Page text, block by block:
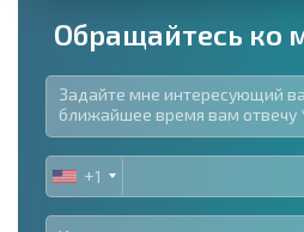
Обращайтесь ко
UNITED
STATES
+1
+1